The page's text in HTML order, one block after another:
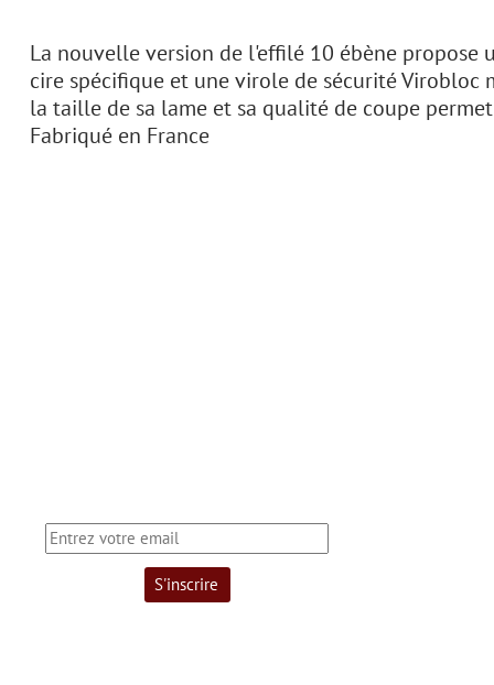
La nouvelle version de l'effilé 10 ébène propose
cire spécifique et une virole de sécurité Virobloc
la taille de sa lame et sa qualité de coupe
Fabriqué en France